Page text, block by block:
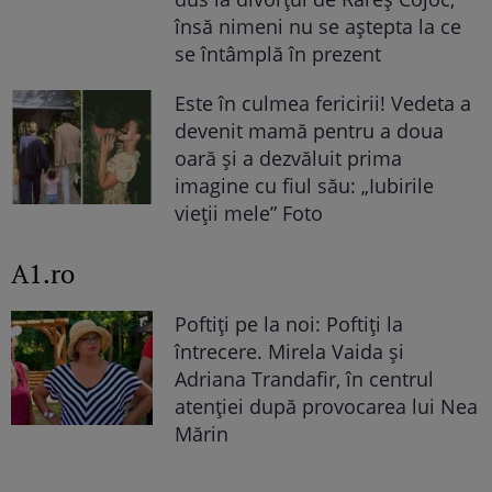
însă nimeni nu se aștepta la ce
se întâmplă în prezent
Este în culmea fericirii! Vedeta a
devenit mamă pentru a doua
oară și a dezvăluit prima
imagine cu fiul său: „Iubirile
vieții mele” Foto
A1.ro
Poftiți pe la noi: Poftiți la
întrecere. Mirela Vaida și
Adriana Trandafir, în centrul
atenției după provocarea lui Nea
Mărin